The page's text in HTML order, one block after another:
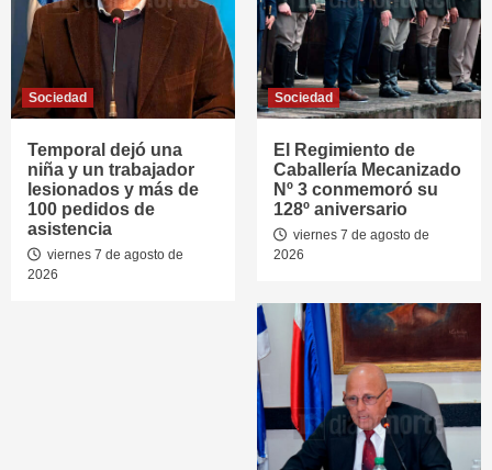
Sociedad
Temporal dejó una
niña y un trabajador
lesionados y más de
100 pedidos de
asistencia
viernes 7 de agosto de
2026
Sociedad
El Regimiento de
Caballería Mecanizado
Nº 3 conmemoró su
128º aniversario
viernes 7 de agosto de
2026